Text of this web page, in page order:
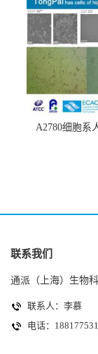
A2780细胞系
联系我们
通派（上海）生物
联系人：李慕
电话：